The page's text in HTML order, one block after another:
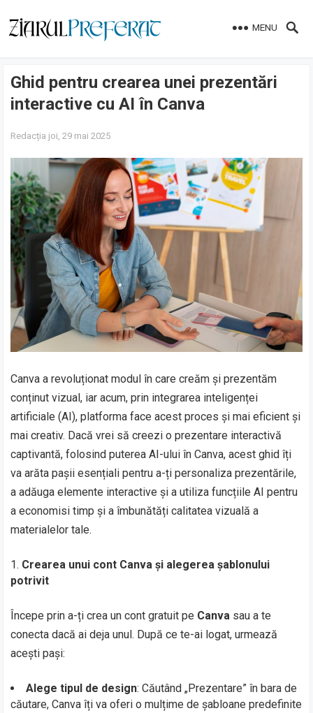
MENU
Ghid pentru crearea unei prezentări
interactive cu AI în Canva
Redacția joi, 29 mai 2025
Canva a revoluționat modul în care creăm și prezentăm
conținut vizual, iar acum, prin integrarea inteligenței
artificiale (AI), platforma face acest proces și mai eficient și
mai creativ. Dacă vrei să creezi o prezentare interactivă
captivantă, folosind puterea AI-ului în Canva, acest ghid îți
va arăta pașii esențiali pentru a-ți personaliza prezentările,
a adăuga elemente interactive și a utiliza funcțiile AI pentru
a economisi timp și a îmbunătăți calitatea vizuală a
materialelor tale.
Crearea unui cont Canva și alegerea șablonului
potrivit
Începe prin a-ți crea un cont gratuit pe Canva sau a te
conecta dacă ai deja unul. După ce te-ai logat, urmează
acești pași:
Alege tipul de design: Căutând „Prezentare” în bara de
căutare, Canva îți va oferi o mulțime de șabloane predefinite